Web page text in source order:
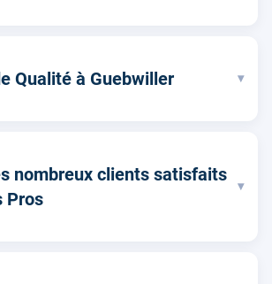
Qualité à Guebwiller ▾
nombreux clients satisfaits
Pros
▾